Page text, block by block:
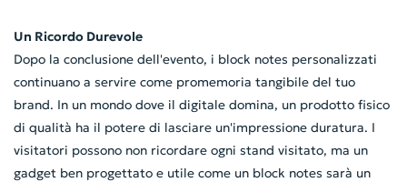
Un Ricordo Durevole
Dopo la conclusione dell'evento, i block notes personalizzati
continuano a servire come promemoria tangibile del tuo
brand. In un mondo dove il digitale domina, un prodotto fisico
di qualità ha il potere di lasciare un'impressione duratura. I
visitatori possono non ricordare ogni stand visitato, ma un
gadget ben progettato e utile come un block notes sarà un